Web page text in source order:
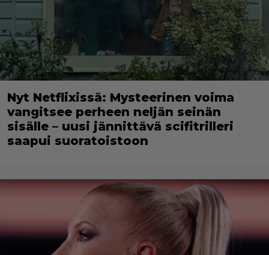
Nyt Netflixissä: Mysteerinen voima
vangitsee perheen neljän seinän
sisälle – uusi jännittävä scifitrilleri
saapui suoratoistoon